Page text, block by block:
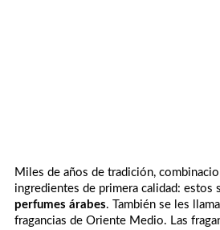
Miles de años de tradición,
ingredientes de primera calidad: estos
perfumes árabes. También se les
fragancias de Oriente Medio. Las